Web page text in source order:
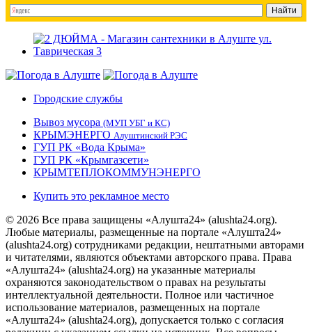
Городские службы
Вывоз мусора (МУП УБГ и КС)
КРЫМЭНЕРГО Алуштинский РЭС
ГУП РК «Вода Крыма»
ГУП РК «Крымгазсети»
КРЫМТЕПЛОКОММУНЭНЕРГО
Купить это рекламное место
© 2026 Все права защищены «Алушта24» (alushta24.org).
Любые материалы, размещенные на портале «Алушта24»
(alushta24.org) сотрудниками редакции, нештатными авторами
и читателями, являются объектами авторского права. Права
«Алушта24» (alushta24.org) на указанные материалы
охраняются законодательством о правах на результаты
интеллектуальной деятельности. Полное или частичное
использование материалов, размещенных на портале
«Алушта24» (alushta24.org), допускается только с согласия